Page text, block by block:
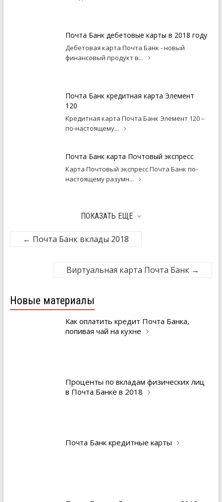
Почта Банк дебетовые карты в 2018 году
Дебетовая карта Почта Банк - новый
финансовый продуктв...
Почта Банк кредитная карта Элемент
120
Кредитная карта Почта Банк Элемент 120 –
по-настоящему...
Почта Банк карта Почтовый экспресс
Карта Почтовый экспресс Почта Банк по-
настоящемуразумн...
ПОКАЗАТЬ ЕЩЕ
← Почта Банк вклады 2018
Виртуальная карта Почта Банк →
Новые материалы
Как оплатить кредит Почта Банка,
попивая чай на кухне
Проценты по вкладам физических лиц
в Почта Банке в 2018
Почта Банк кредитные карты